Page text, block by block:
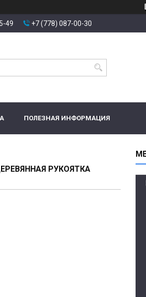
49 +7 (778) 087-00-30
ПОЛЕЗНАЯ ИНФОРМАЦИЯ
РУКОЯТКА